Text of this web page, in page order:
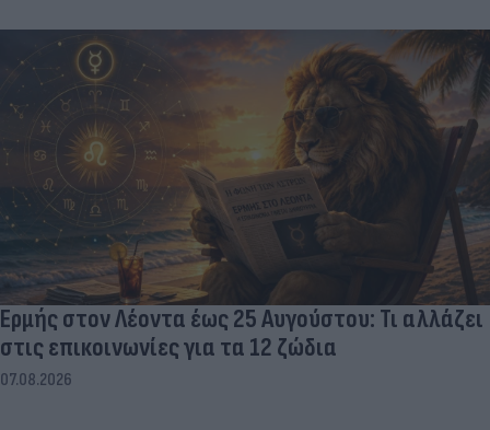
Ερμής στον Λέοντα έως 25 Αυγούστου: Τι αλλάζει
στις επικοινωνίες για τα 12 ζώδια
07.08.2026